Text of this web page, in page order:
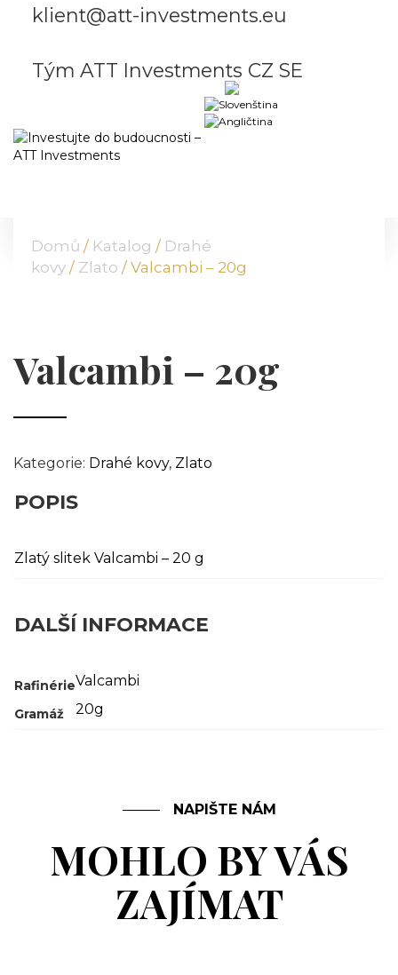
klient@att-investments.eu
Tým ATT Investments CZ SE
NABÍDKA
KOMODITY
TVÁŘE ATT
MÉDIA
KONTAKT
Domů / Katalog / Drahé
kovy / Zlato / Valcambi – 20g
Valcambi – 20g
Kategorie: Drahé kovy, Zlato
POPIS
Zlatý slitek Valcambi – 20 g
DALŠÍ INFORMACE
RafinérieValcambi
Gramáž 20g
NAPIŠTE NÁM
MOHLO BY VÁS
ZAJÍMAT